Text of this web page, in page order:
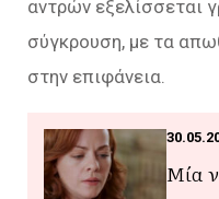
αντρών εξελίσσεται
σύγκρουση, με τα
στην επιφάνεια.
Μία